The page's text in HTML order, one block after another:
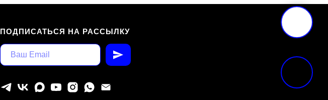
ПОДПИСАТЬСЯ НА РАССЫЛКУ